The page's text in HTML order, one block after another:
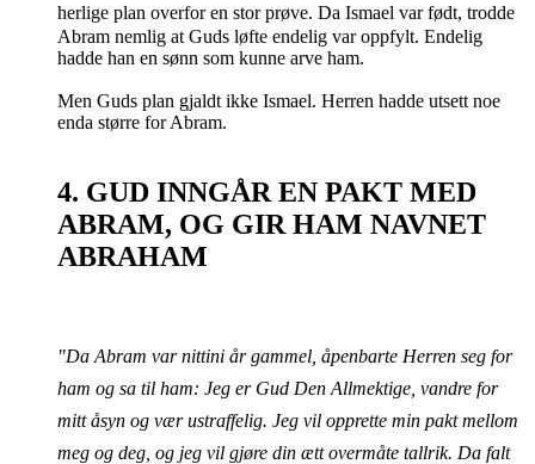
herlige plan overfor en stor prøve. Da Ismael var født, trodde
Abram nemlig at Guds løfte endelig var oppfylt. Endelig
hadde han en sønn som kunne arve ham.
Men Guds plan gjaldt ikke Ismael. Herren hadde utsett noe
enda større for Abram.
4. GUD INNGÅR EN PAKT MED
ABRAM, OG GIR HAM NAVNET
ABRAHAM
"Da Abram var nittini år gammel, åpenbarte Herren seg for
ham og sa til ham: Jeg er Gud Den Allmektige, vandre for
mitt åsyn og vær ustraffelig. Jeg vil opprette min pakt mellom
meg og deg, og jeg vil gjøre din ætt overmåte tallrik. Da falt